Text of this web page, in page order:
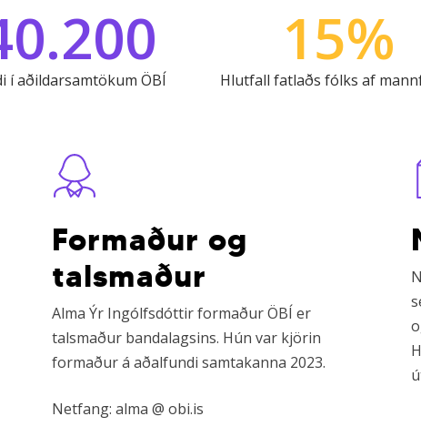
0.200
í aðildarsamtökum ÖBÍ
15%
Hlutfall fatlaðs fólks af
Formaður og
talsmaður
Alma Ýr Ingólfsdóttir formaður ÖBÍ er
talsmaður bandalagsins. Hún var kjörin
formaður á aðalfundi samtakanna 2023.
Netfang: alma @ obi.is
more